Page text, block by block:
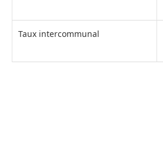
Taux intercommunal